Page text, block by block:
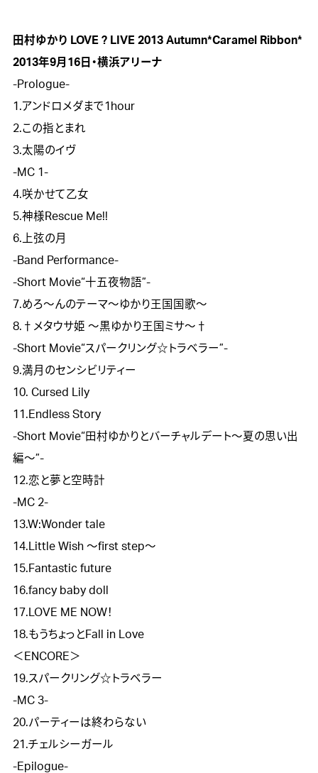
田村ゆかり LOVE ? LIVE 2013 Autumn*Caramel Ribbon*
2013年9月16日・横浜アリーナ
-Prologue-
1.アンドロメダまで1hour
2.この指とまれ
3.太陽のイヴ
-MC 1-
4.咲かせて乙女
5.神様Rescue Me!!
6.上弦の月
-Band Performance-
-Short Movie“十五夜物語”-
7.めろ～んのテーマ～ゆかり王国国歌～
8.†メタウサ姫 ～黒ゆかり王国ミサ～†
-Short Movie“スパークリング☆トラベラー”-
9.満月のセンシビリティー
10. Cursed Lily
11.Endless Story
-Short Movie“田村ゆかりとバーチャルデート～夏の思い出
編～”-
12.恋と夢と空時計
-MC 2-
13.W:Wonder tale
14.Little Wish ～first step～
15.Fantastic future
16.fancy baby doll
17.LOVE ME NOW！
18.もうちょっとFall in Love
＜ENCORE＞
19.スパークリング☆トラベラー
-MC 3-
20.パーティーは終わらない
21.チェルシーガール
-Epilogue-